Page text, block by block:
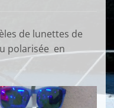
de lunettes de
polarisée en